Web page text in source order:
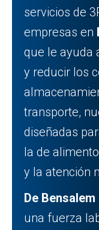
servicios de
empresas en
que le ayuda
y reducir los
transporte,
diseñadas
la de
y la atención
De Bensalem
una fuerza